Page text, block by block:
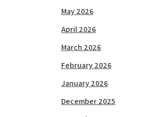
May 2026
April 2026
March 2026
February 2026
January 2026
December 2025